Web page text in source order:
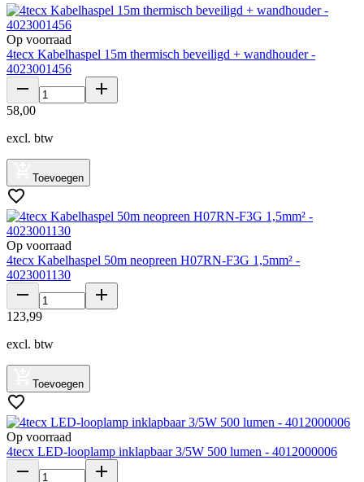
Op voorraad
4tecx Kabelhaspel 15m thermisch beveiligd + wandhouder -
4023001456
58,00
excl. btw
Toevoegen
Op voorraad
4tecx Kabelhaspel 50m neopreen H07RN-F3G 1,5mm² -
4023001130
123,99
excl. btw
Toevoegen
Op voorraad
4tecx LED-looplamp inklapbaar 3/5W 500 lumen - 4012000006